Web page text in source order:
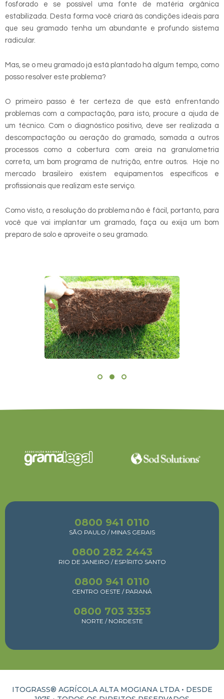
fosforado e se possível uma fonte de matéria orgânica
estabilizada. Desta forma você criará às condições ideais para
que seu gramado tenha um abundante e profundo sistema
radicular.
Mas, se o meu gramado já está plantado há algum tempo, como
posso resolver este problema?
O primeiro passo é ter certeza de que está enfrentando
problemas com a compactação, para isto, procure a ajuda de
um técnico. Com o diagnóstico positivo, deve ser realizada a
descompactação ou aeração do gramado, somada a outros
processos como a cobertura com areia na granulometria
correta, um bom programa de nutrição, entre outros. Hoje no
mercado brasileiro existem equipamentos específicos e
profissionais que realizam este serviço.
Como visto, a resolução do problema não é fácil, portanto, para
você que vai implantar um gramado, faça ou exija um bom
preparo de solo e aproveite o seu gramado.
0800 941 0110
SÃO PAULO / MINAS GERAIS
0800 282 2443
RIO DE JANEIRO / ESPÍRITO SANTO
0800 941 0110
CENTRO OESTE / PARANÁ
0800 703 3353
NORTE / NORDESTE
ITOGRASS® AGRÍCOLA ALTA MOGIANA LTDA • DESDE